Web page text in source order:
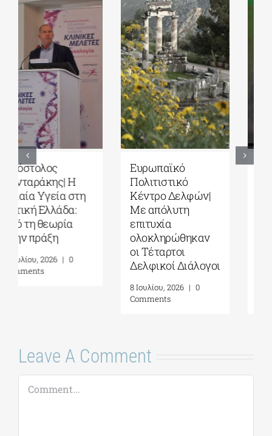
Ευρωπαϊκό
Πολιτιστικό
Κέντρο Δελφών|
Δελφική
Ακαδημία
Ευρωπαϊκών
Ιουλίου 2026
Τέταρτοι
Δελφικοί
Διάλογοι|
Ερωτήματα και
στοχασμοί για το
μέλλον της
ανθρωπότητας
και την
προσωπική πράξη|
Γράφει η